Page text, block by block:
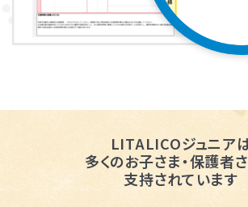
LITALICOジュニア
多くのお子さま・保護者
支持されています